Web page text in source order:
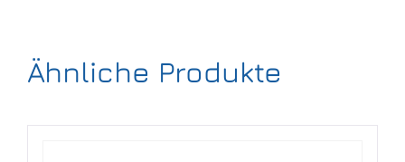
Ähnliche Produkte